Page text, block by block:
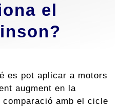
el
es pot aplicar a motors
augment en la
amb el cicle